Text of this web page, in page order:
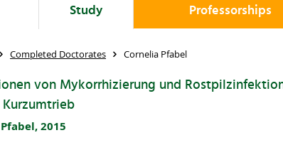
Study Professorships
Completed Doctorates Cornelia Pfabel
von Mykorrhizierung und
2015